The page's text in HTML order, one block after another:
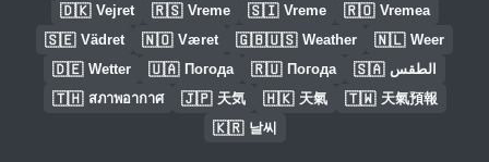
🇩🇰 Vejret 🇷🇸 Vreme 🇸🇮 Vreme 🇷🇴 Vremea
🇸🇪 Vädret 🇳🇴 Været 🇬🇧🇺🇸 Weather 🇳🇱 Weer
🇩🇪 Wetter 🇺🇦 Погода 🇷🇺 Погода 🇸🇦 الطقس
🇹🇭 สภาพอากาศ 🇯🇵 天気 🇭🇰 天氣 🇹🇼 天氣預報
🇰🇷 날씨